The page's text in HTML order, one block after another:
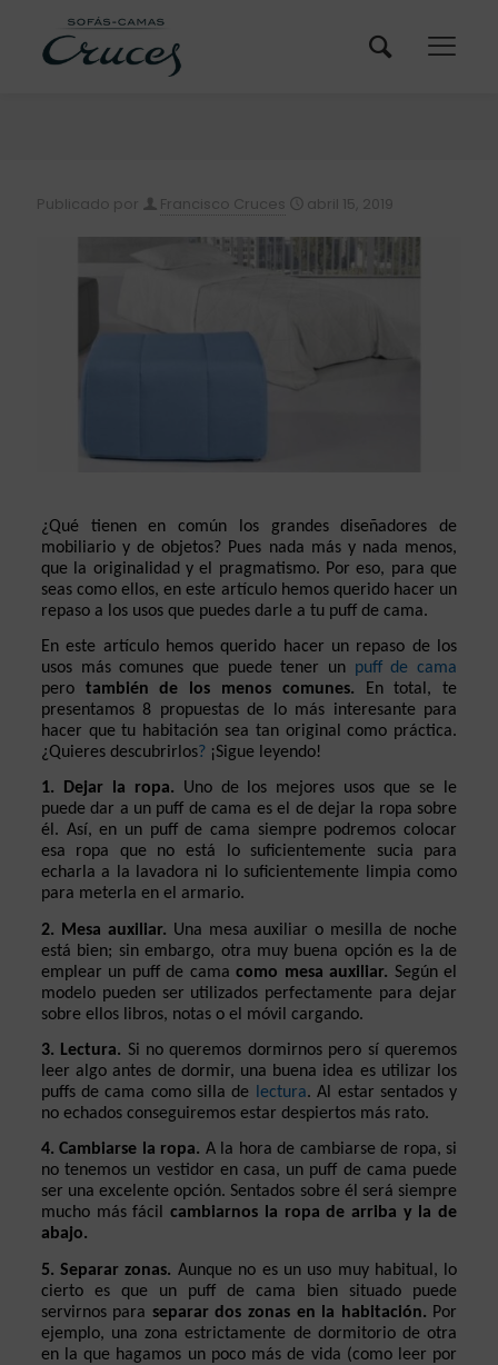
Publicado por Francisco Cruces abril 15, 2019
¿Qué tienen en común los grandes diseñadores de
mobiliario y de objetos? Pues nada más y nada menos,
que la originalidad y el pragmatismo. Por eso, para que
seas como ellos, en este artículo hemos querido hacer un
repaso a los usos que puedes darle a tu puff de cama.
En este artículo hemos querido hacer un repaso de los
usos más comunes que puede tener un puff de cama
pero también de los menos comunes. En total, te
presentamos 8 propuestas de lo más interesante para
hacer que tu habitación sea tan original como práctica.
¿Quieres descubrirlos? ¡Sigue leyendo!
1. Dejar la ropa. Uno de los mejores usos que se le
puede dar a un puff de cama es el de dejar la ropa sobre
él. Así, en un puff de cama siempre podremos colocar
esa ropa que no está lo suficientemente sucia para
echarla a la lavadora ni lo suficientemente limpia como
para meterla en el armario.
2. Mesa auxiliar. Una mesa auxiliar o mesilla de noche
está bien; sin embargo, otra muy buena opción es la de
emplear un puff de cama como mesa auxiliar. Según el
modelo pueden ser utilizados perfectamente para dejar
sobre ellos libros, notas o el móvil cargando.
3. Lectura. Si no queremos dormirnos pero sí queremos
leer algo antes de dormir, una buena idea es utilizar los
puffs de cama como silla de
lectura. Al estar sentados y
no echados conseguiremos estar despiertos más rato.
4. Cambiarse la ropa. A la hora de cambiarse de ropa, si
no tenemos un vestidor en casa, un puff de cama puede
ser una excelente opción. Sentados sobre él será siempre
mucho más fácil cambiarnos la ropa de arriba y la de
abajo.
5. Separar zonas. Aunque no es un uso muy habitual, lo
cierto es que un puff de cama bien situado puede
servirnos para separar dos zonas en la habitación. Por
ejemplo, una zona estrictamente de dormitorio de otra
en la que hagamos un poco más de vida (como leer por